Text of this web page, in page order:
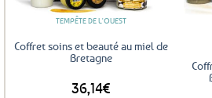
TEMPÊTE DE L'OUEST
Coffret soins et beauté au miel de
Bretagne
36,14€